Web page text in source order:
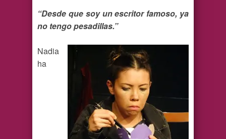
“Desde que soy un escritor famoso, ya
no tengo pesadillas.”
Nadia
ha